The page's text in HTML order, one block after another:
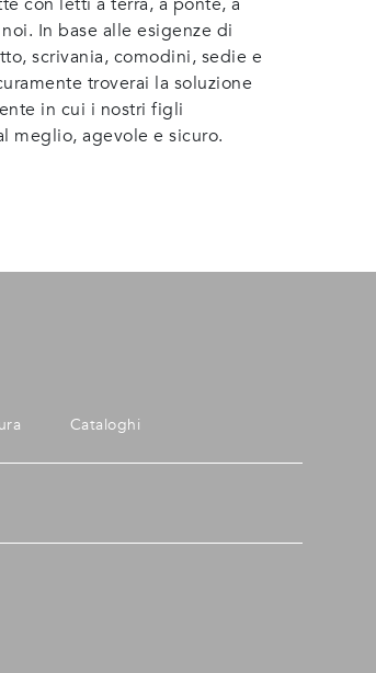
In base alle esigenze di
scrivania, comodini, sedie e
troverai la soluzione
in cui i nostri figli
meglio, agevole e sicuro.
Cataloghi